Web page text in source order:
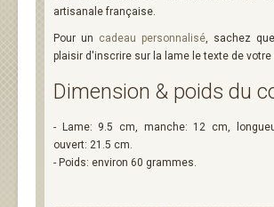
artisanale française.
Pour un cadeau personnalisé, sachez
plaisir d'inscrire sur la lame le texte de votre
Dimension & poids du
- Lame: 9.5 cm, manche: 12 cm,
ouvert: 21.5 cm.
- Poids: environ 60 grammes.